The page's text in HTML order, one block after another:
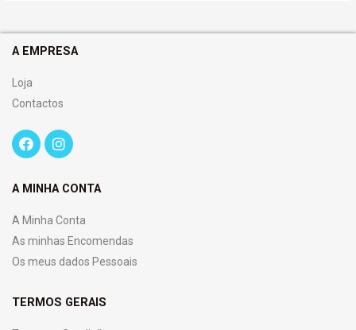
A EMPRESA
Loja
Contactos
A MINHA CONTA
A Minha Conta
As minhas Encomendas
Os meus dados Pessoais
TERMOS GERAIS